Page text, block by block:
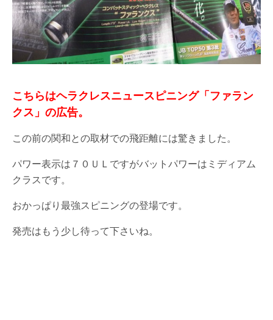
こちらはヘラクレスニュースピニング「ファラン
クス」の広告。
この前の関和との取材での飛距離には驚きました。
パワー表示は７０ＵＬですがバットパワーはミディアム
クラスです。
おかっぱり最強スピニングの登場です。
発売はもう少し待って下さいね。